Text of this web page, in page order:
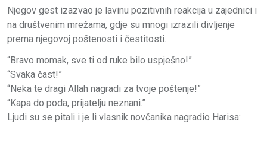
Njegov gest izazvao je lavinu pozitivnih reakcija u zajednici i
na društvenim mrežama, gdje su mnogi izrazili divljenje
prema njegovoj poštenosti i čestitosti.
“Bravo momak, sve ti od ruke bilo uspješno!”
“Svaka čast!”
“Neka te dragi Allah nagradi za tvoje poštenje!”
“Kapa do poda, prijatelju neznani.”
Ljudi su se pitali i je li vlasnik novčanika nagradio Harisa: